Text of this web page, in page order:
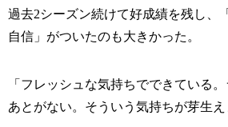
過去2シーズン続けて好成績を残し、
自信」がついたのも大きかった。
「フレッシュな気持ちでできている
あとがない。そういう気持ちが芽生え